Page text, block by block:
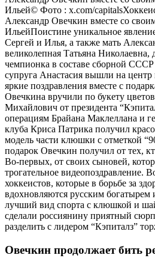
Ильей© Фото : x.com/
Александр Овечкин вместе со
ИльейПоистине уникальное
Сергей и Илья, а также мать
великолепная Татьяна Николаевна,
чемпионка в составе сборной
супруга Анастасия вышли на
яркие поздравления вместе с
Овечкина вручили по букету
Михайлович от президента
операциям Брайана Маклеллана и
клуба Криса Патрика получил
модель части клюшки с отметкой
подарок Овечкин получил от тех,
Во-первых, от своих сыновей,
трогательное видеопоздравление.
хоккеистов, которые в борьбе за
вдохновляются русским богатырем
лучший вид спорта с клюшкой и
сделали россиянину приятный
разделить с лидером “Кэпиталз”
Овечкин продолжает бить